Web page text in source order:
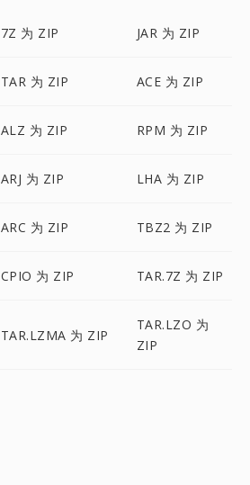
7Z 为 ZIP JAR 为 ZIP
TAR 为 ZIP ACE 为 ZIP
ALZ 为 ZIP RPM 为 ZIP
ARJ 为 ZIP LHA 为 ZIP
ARC 为 ZIP TBZ2 为 ZIP
CPIO 为 ZIP TAR.7Z 为 ZIP
TAR.LZMA 为 ZIP
TAR.LZO 为
ZIP